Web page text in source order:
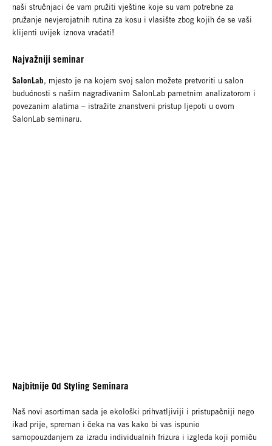
naši stručnjaci će vam pružiti vještine koje su vam potrebne za
pružanje nevjerojatnih rutina za kosu i vlasište zbog kojih će se vaši
klijenti uvijek iznova vraćati!
Najvažniji seminar
SalonLab, mjesto je na kojem svoj salon možete pretvoriti u salon
budućnosti s našim nagrađivanim SalonLab pametnim analizatorom i
povezanim alatima – istražite znanstveni pristup ljepoti u ovom
SalonLab seminaru.
Najbitnije Od Styling Seminara
Naš novi asortiman sada je ekološki prihvatljiviji i pristupačniji nego
ikad prije, spreman i čeka na vas kako bi vas ispunio
samopouzdanjem za izradu individualnih frizura i izgleda koji pomiču